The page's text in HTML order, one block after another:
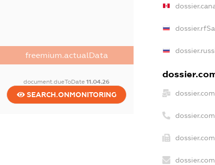
freemium.actualData
document.dueToDate11.04.26
SEARCH.ONMONITORING